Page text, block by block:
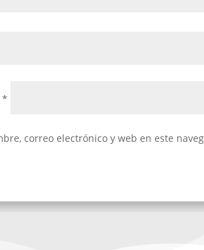
*
correo electrónico y web en este